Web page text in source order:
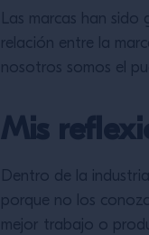
Las marcas han sido
relación entre la
nosotros somos el
Mis
Dentro de la
porque no los
mejor trabajo o